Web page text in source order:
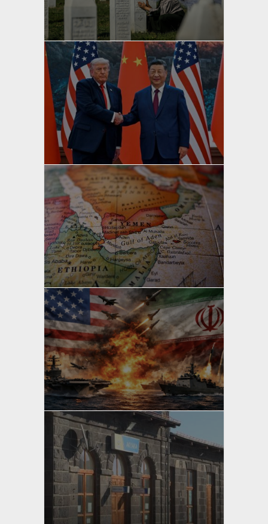
yazan
Bahri Ak
yazan
Bahri Ak
yazan
Bahri Ak
yazan
Bahri Ak
yazan
Bahri Ak